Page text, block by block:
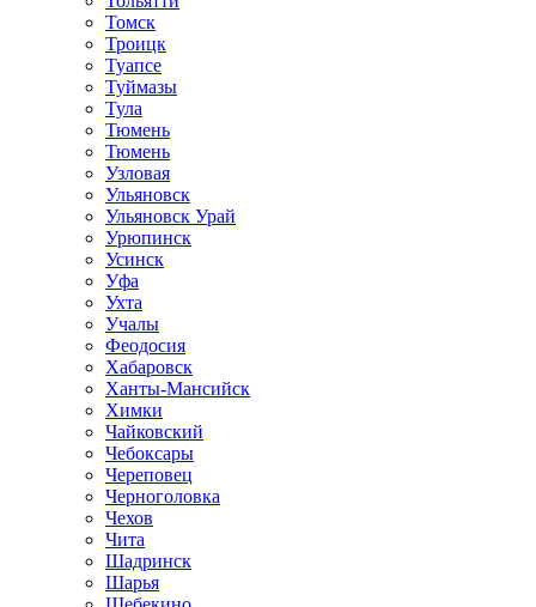
Томск
Троицк
Туапсе
Туймазы
Тула
Тюмень
Тюмень
Узловая
Ульяновск
Ульяновск Урай
Урюпинск
Усинск
Уфа
Ухта
Учалы
Феодосия
Хабаровск
Ханты-Мансийск
Химки
Чайковский
Чебоксары
Череповец
Черноголовка
Чехов
Чита
Шадринск
Шарья